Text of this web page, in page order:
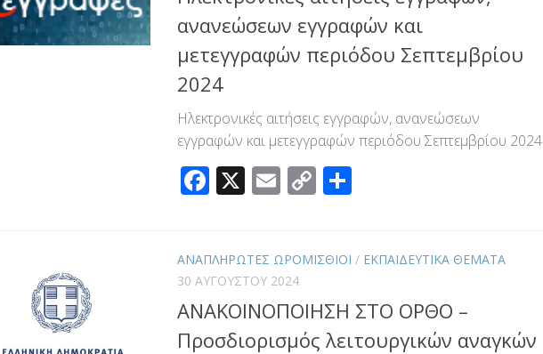
ανανεώσεων εγγραφών και
μετεγγραφών περιόδου Σεπτεμβρίου
2024
Ηλεκτρονικές αιτήσεις εγγραφών, ανανεώσεων
εγγραφών και μετεγγραφών περιόδου Σεπτεμβρίου 2024
Facebook
X Email
Copy
ΑΝΑΠΛΗΡΩΤΕΣ ΩΡΟΜΙΣΘΙΟΙ / ΕΚΠΑΙΔΕΥΤΙΚΑ ΘΕΜΑΤΑ
30 ΑΥΓΟΎΣΤΟΥ 2024
ΑΝΑΚΟΙΝΟΠΟΙΗΣΗ ΣΤΟ ΟΡΘΟ –
Προσδιορισμός λειτουργικών αναγκών